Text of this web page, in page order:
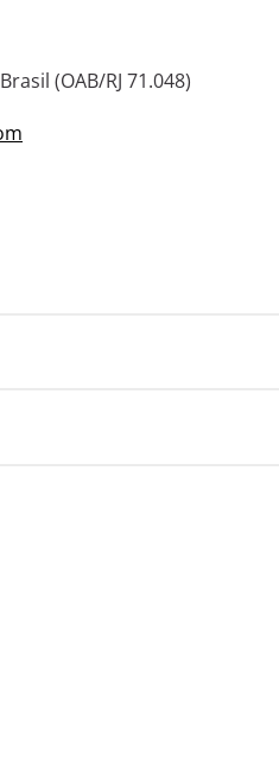
(OAB/RJ 71.048)